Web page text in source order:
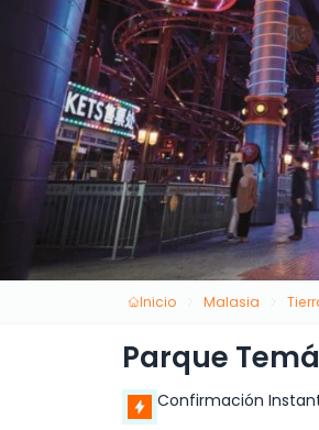
Inicio Malasia
Parque
Confirmación